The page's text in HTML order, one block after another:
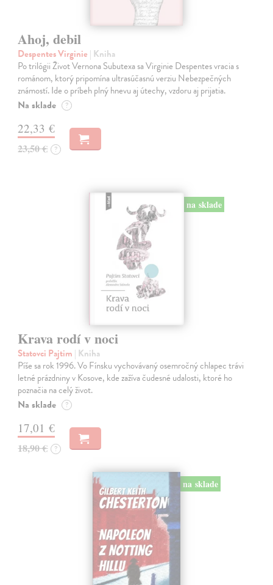
Ahoj, debil
Despentes Virginie | Kniha
Po trilógii Život Vernona Subutexa sa Virginie Despentes vracia s
románom, ktorý pripomína ultrasúčasnú verziu Nebezpečných
známostí. Ide o príbeh plný hnevu aj útechy, vzdoru aj prijatia.
Na sklade ?
22,33 €
23,50 € ?
na sklade
Krava rodí v noci
Statovci Pajtim | Kniha
Píše sa rok 1996. Vo Fínsku vychovávaný osemročný chlapec trávi
letné prázdniny v Kosove, kde zažíva čudesné udalosti, ktoré ho
poznačia na celý život.
Na sklade ?
17,01 €
18,90 € ?
na sklade